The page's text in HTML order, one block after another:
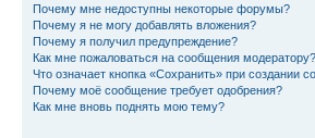
Почему мне недоступны некоторые форумы?
Почему я не могу добавлять вложения?
Почему я получил предупреждение?
Как мне пожаловаться на сообщения модератору?
Что означает кнопка «Сохранить» при создании
Почему моё сообщение требует одобрения?
Как мне вновь поднять мою тему?